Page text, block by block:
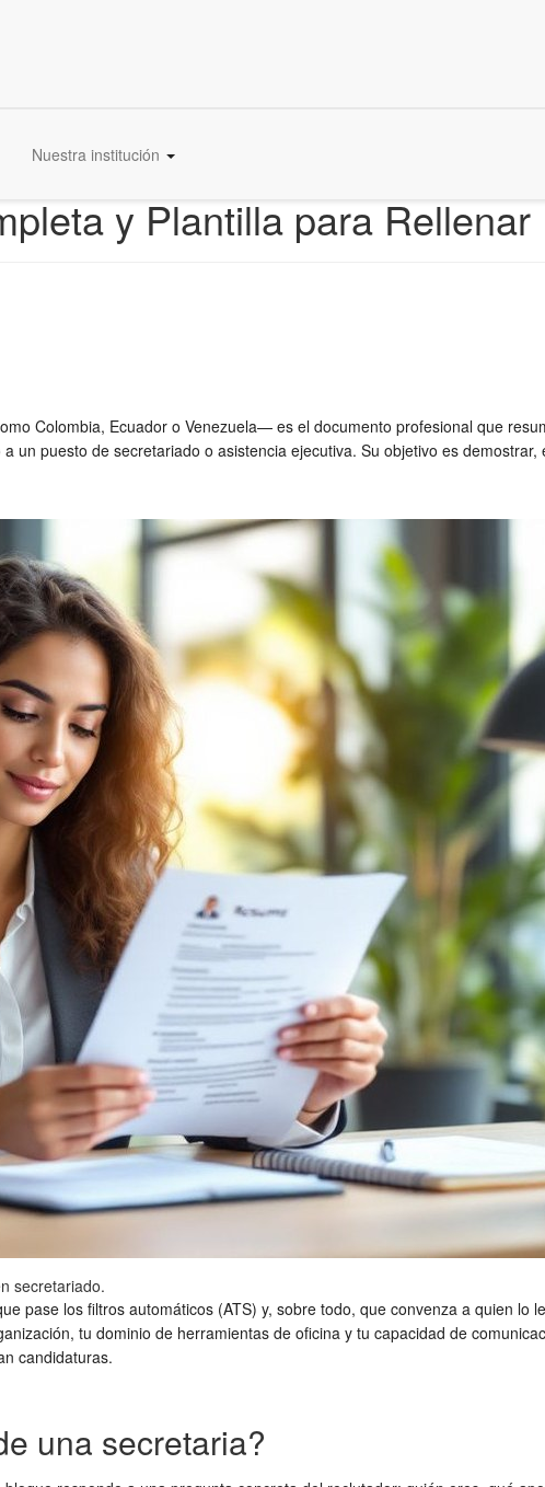
Nuestra institución
y Plantilla para Rellenar
Colombia, Ecuador o Venezuela— es el documento profesional que
puesto de secretariado o asistencia ejecutiva. Su objetivo es
secretariado.
pase los filtros automáticos (ATS) y, sobre todo, que convenza a quien lo
tu dominio de herramientas de oficina y tu capacidad de
candidaturas.
una secretaria?